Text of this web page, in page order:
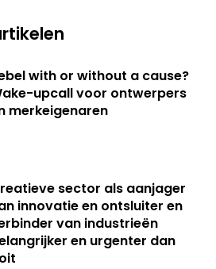
with or without a cause?
upcall voor ontwerpers
merkeigenaren
sector als aanjager
innovatie en ontsluiter en
van industrieën
en urgenter dan